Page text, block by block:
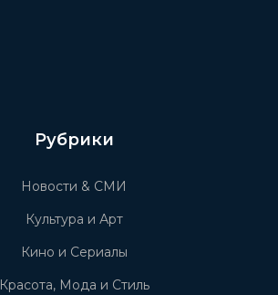
Рубрики
Новости & СМИ
Культура и Арт
Кино и Сериалы
Красота, Мода и Стиль